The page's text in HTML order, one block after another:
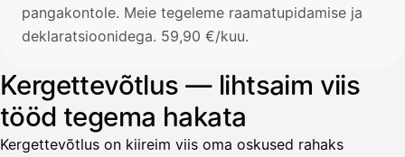
pangakontole. Meie tegeleme raamatupidamise ja
deklaratsioonidega. 59,90 €/kuu.
Kergettevõtlus — lihtsaim viis
tööd tegema hakata
Kergettevõtlus on kiireim viis oma oskused rahaks